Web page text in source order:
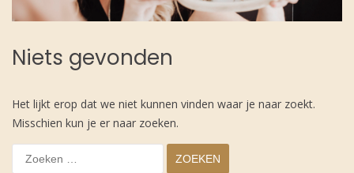
Niets gevonden
Het lijkt erop dat we niet kunnen vinden waar je naar zoekt.
Misschien kun je er naar zoeken.
naar: